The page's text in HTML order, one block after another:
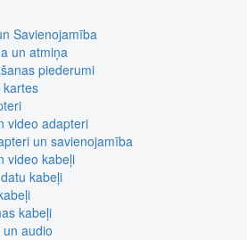
Savienojamība
un atmiņa
piederumi
kartes
video adapteri
un savienojamība
video kabeļi
kabeļi
kabeļi
audio